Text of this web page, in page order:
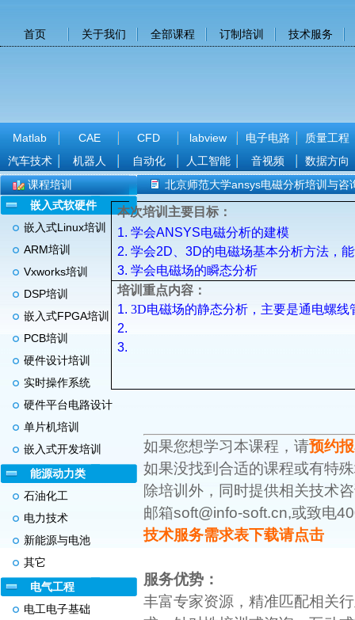
首页 关于我们 全部课程 订制培训 技术服务
Matlab CAE CFD labview 电子电路
质量工程
汽车技术
机器人 自动化 人工智能 音视频
数据方向
课程培训
嵌入式软硬件
嵌入式Linux培训
ARM培训
Vxworks培训
DSP培训
嵌入式FPGA培训
PCB培训
硬件设计培训
实时操作系统
硬件平台电路设计
单片机培训
嵌入式开发培训
能源动力类
石油化工
电力技术
新能源与电池
其它
电气工程
电工电子基础
北京师范大学ansys电磁分析培训与咨
本次培训主要目标：
1. 学会ANSYS电磁分析的建模
2. 学会2D 、3D的电磁场基本分析方法，
3. 学会电磁场的瞬态分析
培训重点内容：
1. 3D电磁场的静态分析，主要是通电螺线
2.
3.
如果您想学习本课程，请预约
如果没找到合适的课程或有特
除培训外，同时提供相关技术
邮箱soft@info-soft.cn,或致电
技术服务需求表下载请点击
服务优势：
丰富专家资源，精准匹配相关